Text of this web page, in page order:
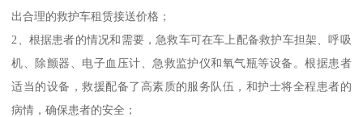
出合理的救护车租赁接送价格；
2、根据患者的情况和需要，急救车可在车上配备救护车担架、呼吸
机、除颤器、电子血压计、急救监护仪和氧气瓶等设备。根据患者
适当的设备，救援配备了高素质的服务队伍，和护士将全程患者的
病情，确保患者的安全；